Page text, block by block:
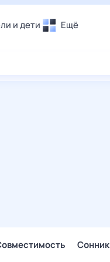
и дети Ещё
Сонник